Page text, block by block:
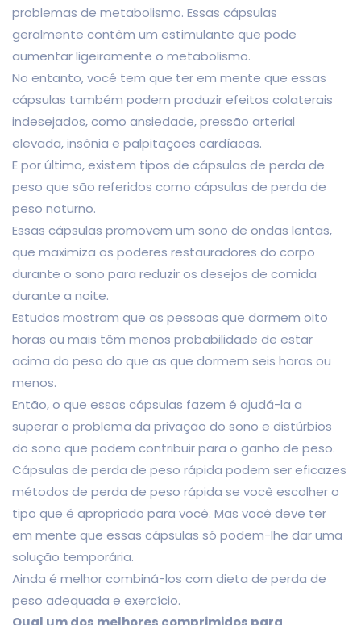
problemas de metabolismo. Essas cápsulas
geralmente contêm um estimulante que pode
aumentar ligeiramente o metabolismo.
No entanto, você tem que ter em mente que essas
cápsulas também podem produzir efeitos colaterais
indesejados, como ansiedade, pressão arterial
elevada, insônia e palpitações cardíacas.
E por último, existem tipos de cápsulas de perda de
peso que são referidos como cápsulas de perda de
peso noturno.
Essas cápsulas promovem um sono de ondas lentas,
que maximiza os poderes restauradores do corpo
durante o sono para reduzir os desejos de comida
durante a noite.
Estudos mostram que as pessoas que dormem oito
horas ou mais têm menos probabilidade de estar
acima do peso do que as que dormem seis horas ou
menos.
Então, o que essas cápsulas fazem é ajudá-la a
superar o problema da privação do sono e distúrbios
do sono que podem contribuir para o ganho de peso.
Cápsulas de perda de peso rápida podem ser eficazes
métodos de perda de peso rápida se você escolher o
tipo que é apropriado para você. Mas você deve ter
em mente que essas cápsulas só podem-lhe dar uma
solução temporária.
Ainda é melhor combiná-los com dieta de perda de
peso adequada e exercício.